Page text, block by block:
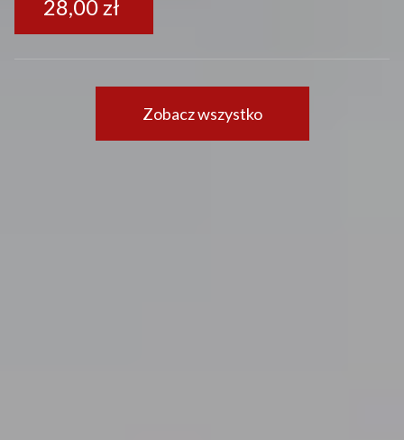
28,00 zł
Zobacz wszystko